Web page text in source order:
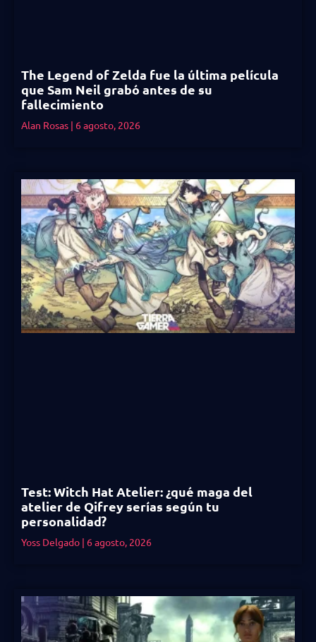
The Legend of Zelda fue la última película
que Sam Neil grabó antes de su
fallecimiento
Alan Rosas 6 agosto, 2026
Test: Witch Hat Atelier: ¿qué maga del
atelier de Qifrey serías según tu
personalidad?
Yoss Delgado 6 agosto, 2026